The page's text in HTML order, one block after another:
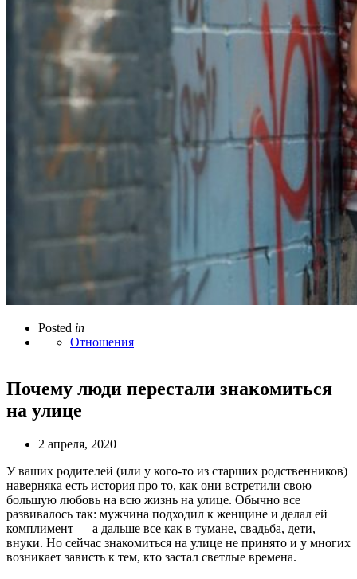
Posted in
Отношения
Почему люди перестали знакомиться
на улице
2 апреля, 2020
У ваших родителей (или у кого-то из старших родственников)
наверняка есть история про то, как они встретили свою
большую любовь на всю жизнь на улице. Обычно все
развивалось так: мужчина подходил к женщине и делал ей
комплимент — а дальше все как в тумане, свадьба, дети,
внуки. Но сейчас знакомиться на улице не принято и у многих
возникает зависть к тем, кто застал светлые времена.